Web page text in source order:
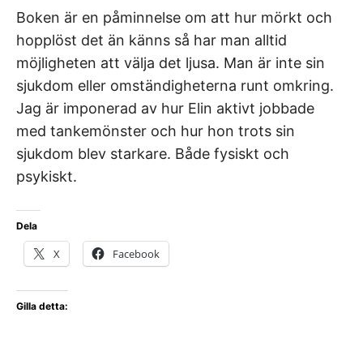
Boken är en påminnelse om att hur mörkt och
hopplöst det än känns så har man alltid
möjligheten att välja det ljusa. Man är inte sin
sjukdom eller omständigheterna runt omkring.
Jag är imponerad av hur Elin aktivt jobbade
med tankemönster och hur hon trots sin
sjukdom blev starkare. Både fysiskt och
psykiskt.
Dela
X Facebook
Gilla detta: